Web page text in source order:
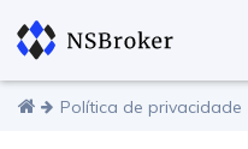
Política de privacidade